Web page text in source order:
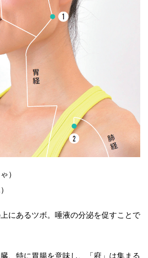
）
にあるツボ。唾液の分泌を促すことで
、特に胃腸を意味し、「府」は集まる